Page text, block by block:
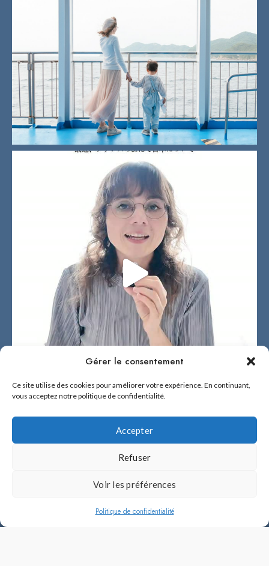
Gérer le consentement
Ce site utilise des cookies pour améliorer votre expérience. En continuant,
vous acceptez notre politique de confidentialité.
Accepter
Refuser
Voir les préférences
Politique de confidentialité
Béné no Fukuoka ! est fière d'être la référence en français sur Fukuoka et